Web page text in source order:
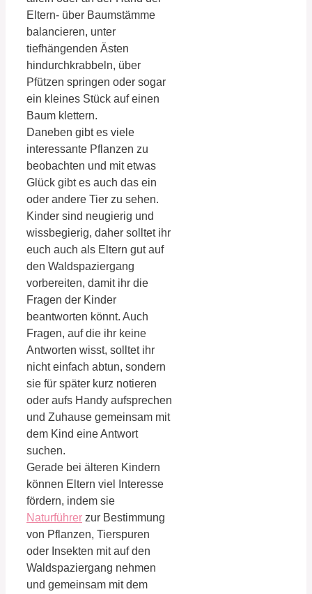
Eltern- über Baumstämme
balancieren, unter
tiefhängenden Ästen
hindurchkrabbeln, über
Pfützen springen oder sogar
ein kleines Stück auf einen
Baum klettern.
Daneben gibt es viele
interessante Pflanzen zu
beobachten und mit etwas
Glück gibt es auch das ein
oder andere Tier zu sehen.
Kinder sind neugierig und
wissbegierig, daher solltet ihr
euch auch als Eltern gut auf
den Waldspaziergang
vorbereiten, damit ihr die
Fragen der Kinder
beantworten könnt. Auch
Fragen, auf die ihr keine
Antworten wisst, solltet ihr
nicht einfach abtun, sondern
sie für später kurz notieren
oder aufs Handy aufsprechen
und Zuhause gemeinsam mit
dem Kind eine Antwort
suchen.
Gerade bei älteren Kindern
können Eltern viel Interesse
fördern, indem sie
Naturführer zur Bestimmung
von Pflanzen, Tierspuren
oder Insekten mit auf den
Waldspaziergang nehmen
und gemeinsam mit dem